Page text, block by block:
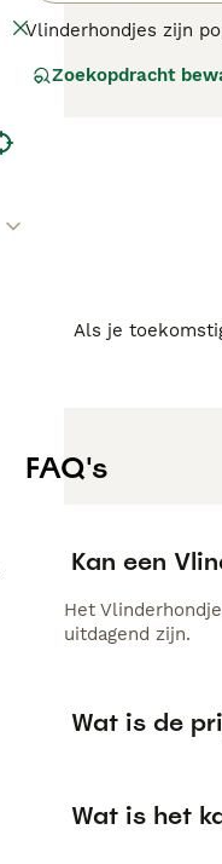
Vlinderhondjes zijn
(papillon) doen
Lees onze
Zoekopdracht
Als je
FAQ's
Kan een
Het
uitdagend zijn.
Wat is de
Wat is het